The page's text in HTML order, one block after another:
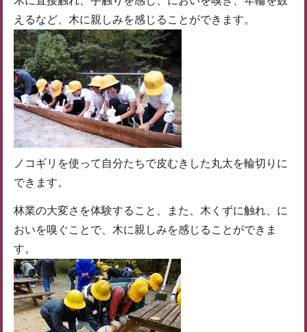
えるなど、木に親しみを感じることができます。
ノコギリを使って自分たちで皮むきした丸太を輪切りに
できます。
林業の大変さを体験すること、また、木くずに触れ、に
おいを嗅ぐことで、木に親しみを感じることができま
す。